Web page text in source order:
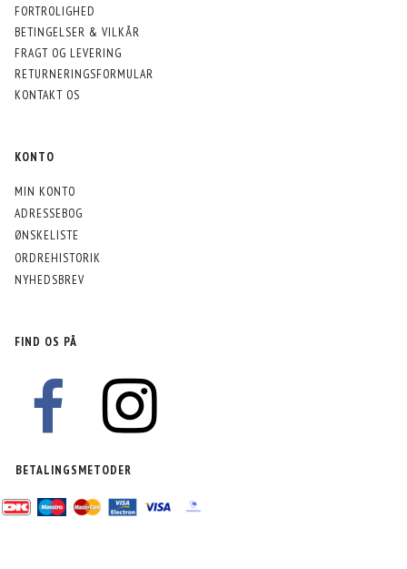
FORTROLIGHED
BETINGELSER & VILKÅR
FRAGT OG LEVERING
RETURNERINGSFORMULAR
KONTAKT OS
KONTO
MIN KONTO
ADRESSEBOG
ØNSKELISTE
ORDREHISTORIK
NYHEDSBREV
FIND OS PÅ
BETALINGSMETODER